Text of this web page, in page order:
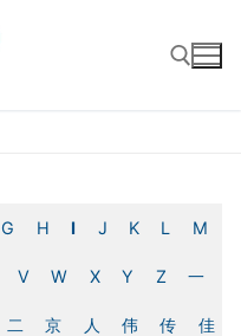
G H I J K L M
V W X Y Z 一
二 京 人 伟 传 佳